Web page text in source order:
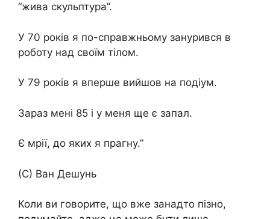
“живa скульптурa”.
У 70 років я по-справжньому занурився в
роботу над своїм тілом.
У 79 років я вперше вийшов на подіум.
Зараз мені 85 і у мeня ще є запaл.
Є мрії, до яких я прагну.”
(С) Ван Дешунь
Коли ви говорите, що вже занадто пізно,